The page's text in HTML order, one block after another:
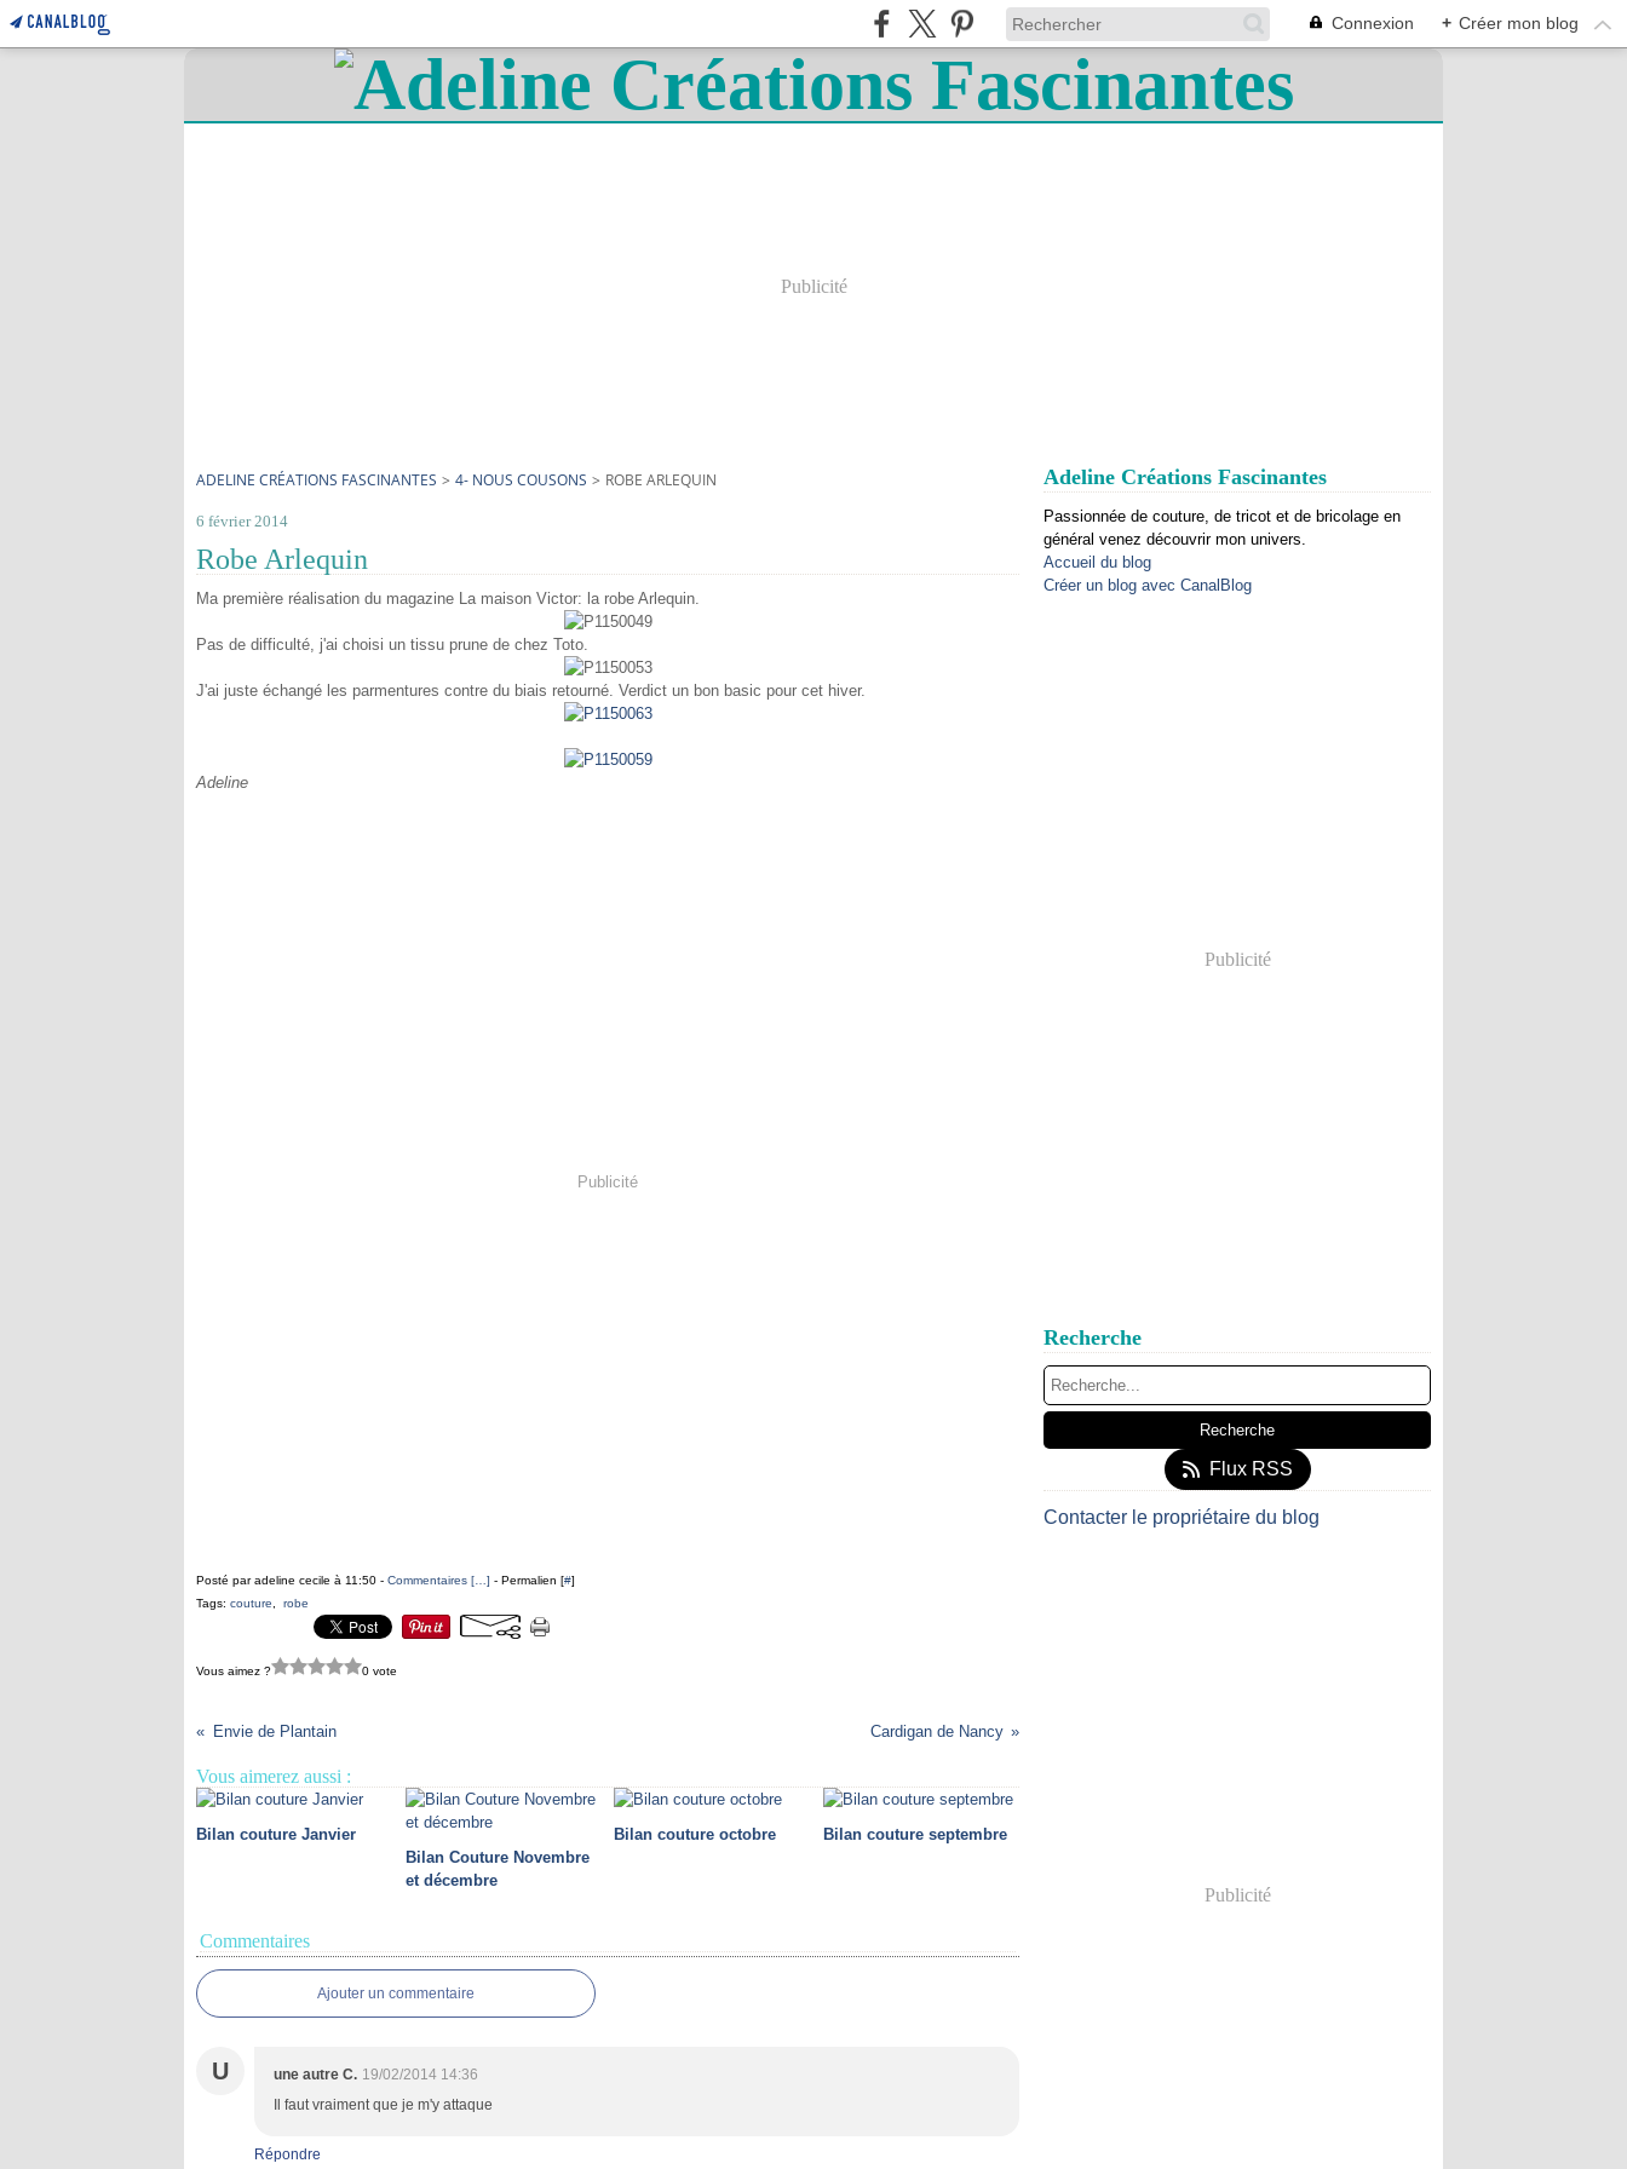
Connexion + Créer mon blog
Publicité
ADELINE CRÉATIONS FASCINANTES > 4- NOUS COUSONS > ROBE ARLEQUIN
6 février 2014
Robe Arlequin
Ma première réalisation du magazine La maison Victor: la robe Arlequin.
Pas de difficulté, j'ai choisi un tissu prune de chez Toto.
J'ai juste échangé les parmentures contre du biais retourné. Verdict un bon basic pour cet hiver.
Adeline
Publicité
Posté par adeline cecile à 11:50 - Commentaires [ ] - Permalien [#]
Tags: couture robe
Vous aimez ? 0 vote
Envie de Plantain Cardigan de Nancy
Vous aimerez aussi :
Bilan couture Janvier
Bilan Couture Novembre
et décembre
Bilan couture octobre Bilan couture septembre
Commentaires
Ajouter un commentaire
U une autre C. 19/02/2014 14:36
Il faut vraiment que je m'y attaque
Répondre
Adeline Créations Fascinantes
Passionnée de couture, de tricot et de bricolage en
général venez découvrir mon univers.
Accueil du blog
Créer un blog avec CanalBlog
Publicité
Recherche
Flux RSS
Contacter le propriétaire du blog
Publicité